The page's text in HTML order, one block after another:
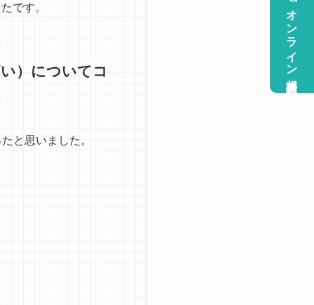
です。
）についてコ
と思いました。
オンライン相談受付中